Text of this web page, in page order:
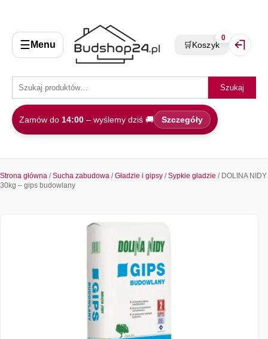
☰ Menu
Szukaj
Zamów do 14:00 – wyślemy dziś 🚚 Szczegóły
🛒Koszyk
0
Strona główna /Sucha zabudowa /Gładzie i gipsy /Sypkie gładzie / DOLINA NIDY
30kg – gips budowlany